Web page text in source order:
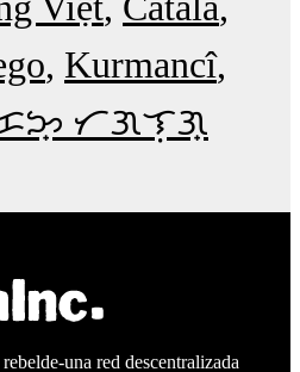
Kurmancî
ᜆᜄᜎᜓᜄ᜔
una red descentralizada